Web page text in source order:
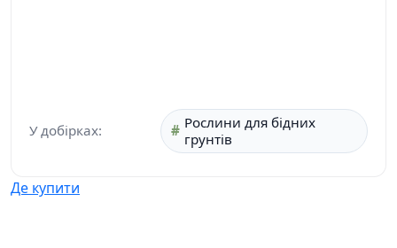
У добірках:
Рослини для бідних
грунтів
Де купити